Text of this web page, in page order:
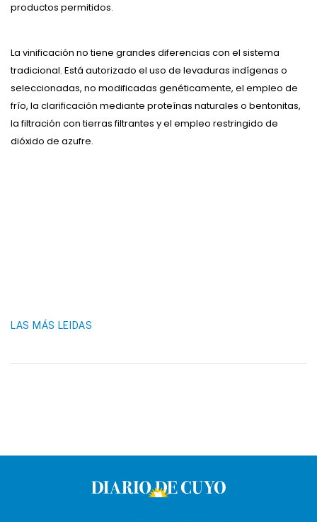
productos permitidos.
La vinificación no tiene grandes diferencias con el sistema
tradicional. Está autorizado el uso de levaduras indígenas o
seleccionadas, no modificadas genéticamente, el empleo de
frío, la clarificación mediante proteínas naturales o bentonitas,
la filtración con tierras filtrantes y el empleo restringido de
dióxido de azufre.
LAS MÁS LEIDAS